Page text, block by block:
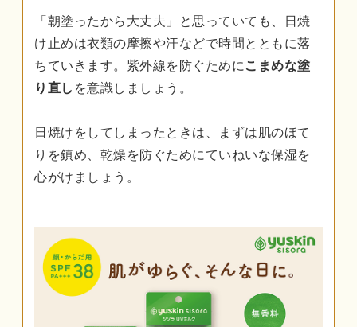
「朝塗ったから大丈夫」と思っていても、日焼
け止めは衣類の摩擦や汗などで時間とともに落
ちていきます。紫外線を防ぐために こまめな塗
り直し を意識しましょう。
日焼けをしてしまったときは、まずは肌のほて
りを鎮め、乾燥を防ぐためにていねいな保湿を
心がけましょう。